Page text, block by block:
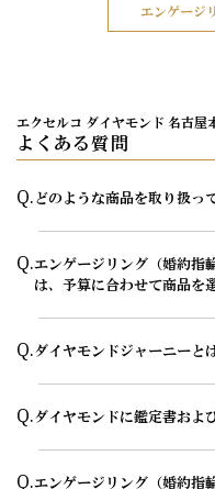
エンゲージ
エクセルコ ダイヤモンド 名古屋
よくある質問
Q.どのような商品を取り扱っ
種類・マリッジリング（結
グ・エタニティリングなど
級感のある豊富なダイヤモ
商品によって店舗での取り
案内が可能です。
エンゲージリング（
Q.エンゲージリング（婚約指
は、予算に合わせて商品を
輪）やマリッジリング（結
す。
希望の価格帯に合う商品を
エンゲージリング（
Q.ダイヤモンドジャーニーと
ようにカッティングされた
Q.ダイヤモンドに鑑定書およ
ーダイヤモンドには、品質
Q.エンゲージリング（婚約指